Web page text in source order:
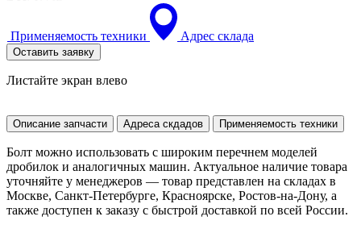
Применяемость техники Адрес склада
Оставить заявку
Листайте экран влево
Описание запчасти Адреса скдадов Применяемость техники
Болт можно использовать с широким перечнем моделей
дробилок и аналогичных машин. Актуальное наличие товара
уточняйте у менеджеров — товар представлен на складах в
Москве, Санкт-Петербурге, Красноярске, Ростов-на-Дону, а
также доступен к заказу с быстрой доставкой по всей России.